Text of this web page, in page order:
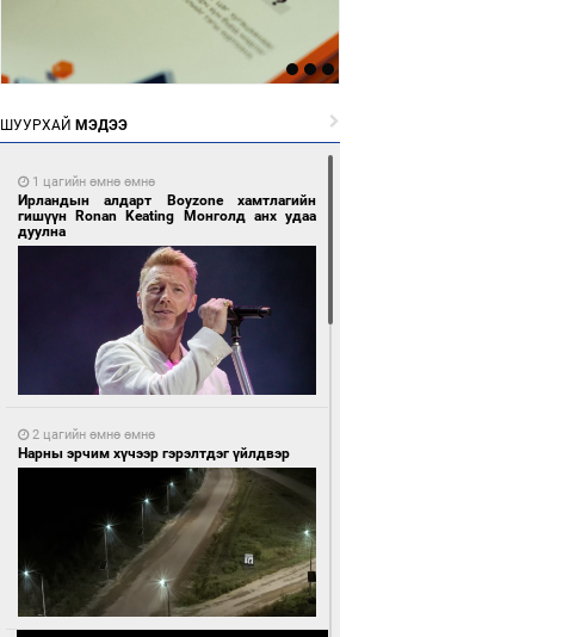
ШУУРХАЙ МЭДЭЭ
1 цагийн өмнө өмнө
Ирландын алдарт Boyzone хамтлагийн
гишүүн Ronan Keating Монголд анх удаа
дуулна
2 цагийн өмнө өмнө
Нарны эрчим хүчээр гэрэлтдэг үйлдвэр